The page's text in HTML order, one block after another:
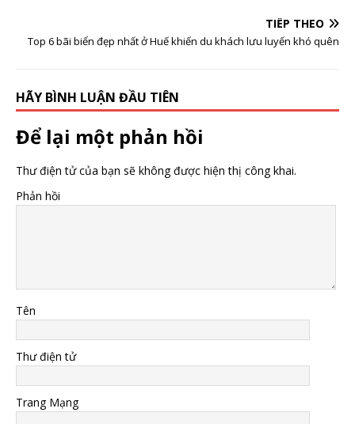
TIẾP THEO
Top 6 bãi biển đẹp nhất ở Huế khiến du khách lưu luyến khó quên
HÃY BÌNH LUẬN ĐẦU TIÊN
Để lại một phản hồi
Thư điện tử của bạn sẽ không được hiện thị công khai.
Phản hồi
Tên
Thư điện tử
Trang Mạng